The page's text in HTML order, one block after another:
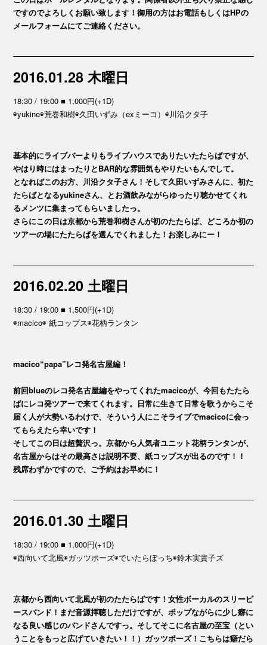
ですのでよろしくお願い致します！御用の方はお電話もしくはHPの
メールフォームにてご連絡ください。
2016.01.28 木曜日
18:30 / 19:00 ■ 1,000円(+1D)
◉yukine◉荒巻和樹◉久田いずみ（exミーコ）◉川沿クタ子
基本的にライブバーよりもライブハウスでありたいたたらばですが、
やはり時にはまったりとBAR的な雰囲気もやりたいもんでして。
となればこのお方、川沿クタ子さん！そして久田いずみさんに、初た
たらばとなるyukineさん、とお酒飲みながらゆったり聴かせてくれ
るメンツに集まってもらいましたっ。
さらにこの日は京都から荒巻和樹さんが初のたたらば、どころか初の
ツアーの場にたたらばを選んでくれました！お楽しみにー！
2016.02.20 土曜日
18:30 / 19:00 ■ 1,500円(+1D)
◉macico◉ 紙コップス◉花柄ランタン
macico“papa”レコ発名古屋編！
前回blueのレコ発名古屋編をやってくれたmacicoが、今回もたたら
ばにレコ発ツアーで来てくれます。日常に生きて日常を歌うからこそ
届く人が大勢いるわけで、そういう人にこそライブでmacicoに会っ
てもらえたら幸いです！
そしてこの日は超贅沢っ。京都から人気者ユニット花柄ランタンが、
名古屋からはその最高さは説明不要、紙コップスが出るのです！！
残席わずかですので、ご予約はお早めに！
2016.01.30 土曜日
18:30 / 19:00 ■ 1,000円(+1D)
◉西向いて北風◉ガッツポーズ◉でいたらぼっち◉鈴木実貴子ズ
京都から西向いて北風が初のたたらばです！女性ボーカルのスリーピ
ースバンド！まだ音源拝聴しただけですが、ポップながらに少し癖に
なる良い感じのバンドさんですっ。そしてそこに名古屋の至宝（とい
うことをもっと広げていきたい！！）ガッツポーズ！こちらは癖だら